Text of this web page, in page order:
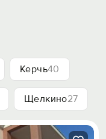
Керчь40
Щелкино27